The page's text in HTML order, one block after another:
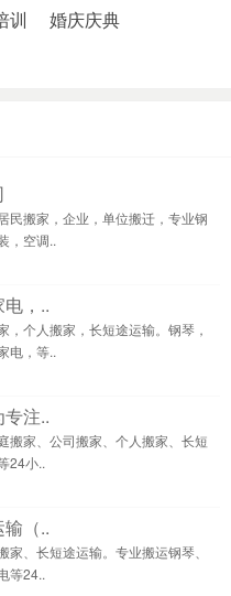
训
婚庆庆典
民搬家，企业，单位搬迁，专业钢
，空调..
，..
，个人搬家，长短途运输。钢琴，
电，等..
注..
搬家、公司搬家、个人搬家、长短
24小..
（..
、长短途运输。专业搬运钢琴、
等24..